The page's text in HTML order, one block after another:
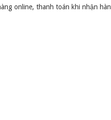
online, thanh toán khi nhận